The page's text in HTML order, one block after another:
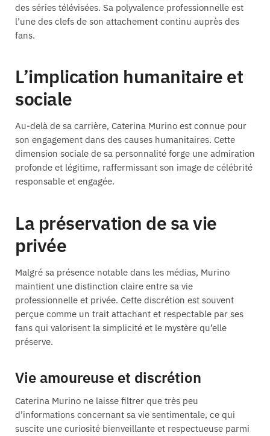
des séries télévisées. Sa polyvalence professionnelle est
l’une des clefs de son attachement continu auprès des
fans.
L’implication humanitaire et
sociale
Au-delà de sa carrière, Caterina Murino est connue pour
son engagement dans des causes humanitaires. Cette
dimension sociale de sa personnalité forge une admiration
profonde et légitime, raffermissant son image de célébrité
responsable et engagée.
La préservation de sa vie
privée
Malgré sa présence notable dans les médias, Murino
maintient une distinction claire entre sa vie
professionnelle et privée. Cette discrétion est souvent
perçue comme un trait attachant et respectable par ses
fans qui valorisent la simplicité et le mystère qu’elle
préserve.
Vie amoureuse et discrétion
Caterina Murino ne laisse filtrer que très peu
d’informations concernant sa vie sentimentale, ce qui
suscite une curiosité bienveillante et respectueuse parmi